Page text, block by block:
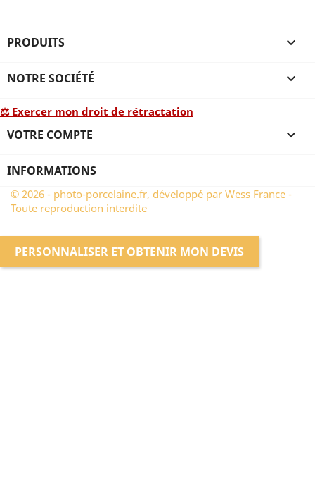
PRODUITS 
NOTRE SOCIÉTÉ 
⚖ Exercer mon droit de rétractation
VOTRE COMPTE 
INFORMATIONS
© 2026 - photo-porcelaine.fr, développé par Wess France -
Toute reproduction interdite
PERSONNALISER ET OBTENIR MON DEVIS